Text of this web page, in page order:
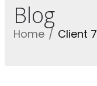
Blog
Home Client 7